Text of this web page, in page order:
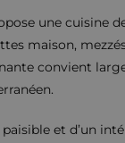
une cuisine
maison,
convient
paisible et d’un